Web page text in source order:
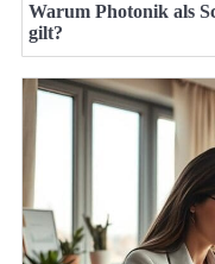
Warum Photonik als
gilt?